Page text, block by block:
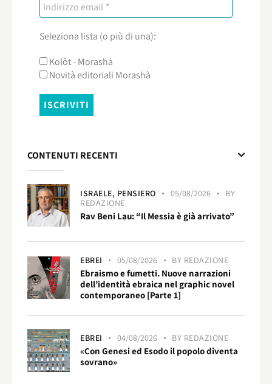
Seleziona lista (o più di una):
Kolòt - Morashà
Novità editoriali Morashà
CONTENUTI RECENTI
ISRAELE, PENSIERO 05/08/2026
BY
REDAZIONE
Rav Beni Lau: “Il Messia è già arrivato”
EBREI 05/08/2026 BY REDAZIONE
Ebraismo e fumetti. Nuove narrazioni
dell’identità ebraica nel graphic novel
contemporaneo [Parte 1]
EBREI 04/08/2026 BY REDAZIONE
«Con Genesi ed Esodo il popolo diventa
sovrano»